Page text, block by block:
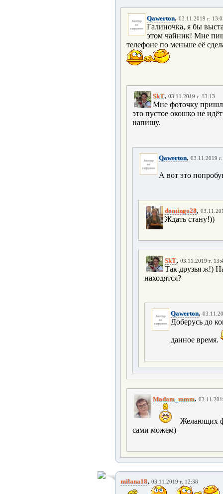
Qawerton, 03.11.2019 г.
Галиночка, я бы
этом чайник! Мне
телефоне по меньше её
SkT, 03.11.2019 г. 13:13
Мне фоточку
это пустое окошко не
напишу.
Qawerton, 03.11.2019
А вот это
domingo28,
Ждать стану!))
SkT, 03.11.2019 г.
Так друзья ж!)
находятся?
Qawerton,
Доберусь до
данное время.
Madam_mmm,
Желающих
сами можем)
milana18, 03.11.2019 г. 12:38